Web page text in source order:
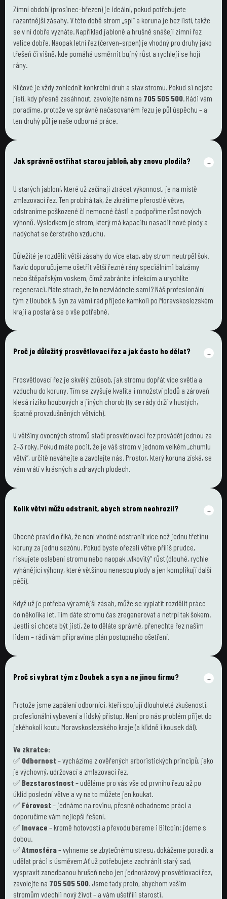
Zimní období (prosinec–březen) je ideální, pokud potřebujete
razantnější zásahy. V této době strom „spí“ a koruna je bez listí, takže
se v ní dobře vyznáte. Například jabloně a hrušně snášejí zimní řez
velice dobře. Naopak letní řez (červen–srpen) je vhodný pro druhy jako
třešeň či višně, kde pomáhá usměrnit bujný růst a rychleji se hojí
rány.
Klíčové je vždy zohlednit konkrétní druh a stav stromu. Pokud si nejste
jistí, kdy přesně zasáhnout, zavolejte nám na 705 505 500. Rádi vám
poradíme, protože ve správně načasovaném řezu je půl úspěchu – a
ten druhý půl je naše odborná práce.
Jak správně ostříhat starou jabloň, aby znovu plodila? +
U starých jabloní, které už začínají ztrácet výkonnost, je na místě
zmlazovací řez. Ten probíhá tak, že zkrátíme přerostlé větve,
odstraníme poškozené či nemocné části a podpoříme růst nových
výhonů. Výsledkem je strom, který má kapacitu nasadit nové plody a
nadýchat se čerstvého vzduchu.
Důležité je rozdělit větší zásahy do více etap, aby strom neutrpěl šok.
Navíc doporučujeme ošetřit větší řezné rány speciálními balzámy
nebo štěpařským voskem, čímž zabráníte infekcím a urychlíte
regeneraci. Máte strach, že to nezvládnete sami? Náš profesionální
tým z Doubek & Syn za vámi rád přijede kamkoli po Moravskoslezském
kraji a postará se o vše potřebné.
Proč je důležitý prosvětlovací řez a jak často ho dělat? +
Prosvětlovací řez je skvělý způsob, jak stromu dopřát více světla a
vzduchu do koruny. Tím se zvyšuje kvalita i množství plodů a zároveň
klesá riziko houbových a jiných chorob (ty se rády drží v hustých,
špatně provzdušněných větvích).
U většiny ovocných stromů stačí prosvětlovací řez provádět jednou za
2–3 roky. Pokud máte pocit, že je váš strom v jednom velkém „chumlu
větví“, určitě neváhejte a zavolejte nás. Prostor, který koruna získá, se
vám vrátí v krásných a zdravých plodech.
Kolik větví můžu odstranit, abych strom neohrozil? +
Obecné pravidlo říká, že není vhodné odstranit více než jednu třetinu
koruny za jednu sezónu. Pokud byste ořezali větve příliš prudce,
riskujete oslabení stromu nebo naopak „vlkovitý“ růst (dlouhé, rychle
vyhánějící výhony, které většinou nenesou plody a jen komplikují další
péči).
Když už je potřeba výraznější zásah, může se vyplatit rozdělit práce
do několika let. Tím dáte stromu čas zregenerovat a netrpí tak šokem.
Jestli si chcete být jistí, že to děláte správně, přenechte řez našim
lidem – rádi vám připravíme plán postupného ošetření.
Proč si vybrat tým z Doubek a syn a ne jinou firmu? +
Protože jsme zapálení odborníci, kteří spojují dlouholeté zkušenosti,
profesionální vybavení a lidský přístup. Není pro nás problém přijet do
jakéhokoli koutu Moravskoslezského kraje (a klidně i kousek dál).
Ve zkratce:
✅ Odbornost – vycházíme z ověřených arboristických principů, jako
je výchovný, udržovací a zmlazovací řez.
✅ Bezstarostnost – uděláme pro vás vše od prvního řezu až po
úklid poslední větve a vy na to můžete jen koukat.
✅ Férovost – jednáme na rovinu, přesně odhadneme práci a
doporučíme vám nejlepší řešení.
✅ Inovace – kromě hotovosti a převodu bereme i Bitcoin; jdeme s
dobou.
✅ Atmosféra – vyhneme se zbytečnému stresu, dokážeme poradit a
udělat práci s úsměvem.Ať už potřebujete zachránit starý sad,
vyspravit zanedbanou hrušeň nebo jen jednorázový prosvětlovací řez,
zavolejte na 705 505 500. Jsme tady proto, abychom vašim
stromům vdechli nový život – a vám ušetřili starosti.